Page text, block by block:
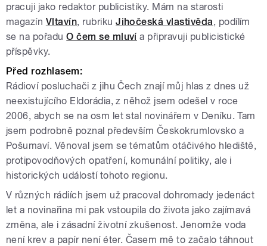
pracuji jako redaktor publicistiky. Mám na starosti
magazín Vltavín, rubrikuJihočeská vlastivěda, podílím
se na pořaduO čem se mluvía připravuji publicistické
příspěvky.
Před rozhlasem:
Rádioví posluchači z jihu Čech znají můj hlas z dnes už
neexistujícího Eldorádia, z něhož jsem odešel v roce
2006, abych se na osm let stal novinářem v Deníku. Tam
jsem podrobně poznal především Českokrumlovsko a
Pošumaví. Věnoval jsem se tématům otáčivého hlediště,
protipovodňových opatření, komunální politiky, ale i
historických událostí tohoto regionu.
V různých rádiích jsem už pracoval dohromady jedenáct
let a novinařina mi pak vstoupila do života jako zajímavá
změna, ale i zásadní životní zkušenost. Jenomže voda
není krev a papír není éter. Časem mě to začalo táhnout